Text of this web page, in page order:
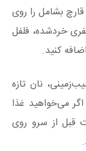
بشامل را روی
خردشده، فلفل
کنید.
نان تازه
می‌خواهید غذا
قبل از سرو روی